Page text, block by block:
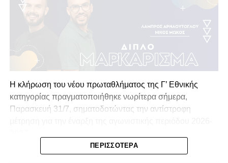
Η κλήρωση του νέου πρωταθλήματος της Γ’ Εθνικής
κατηγορίας πραγματοποιήθηκε νωρίτερα σήμερα,
Παρασκευή 31/7, σηματοδοτώντας την αντίστροφη
Ο ΠΑΣ Λαμία θα ξεκινήσει τις υποχρεώσεις της για τον 5ο
ΠΕΡΙΣΣΌΤΕΡΑ